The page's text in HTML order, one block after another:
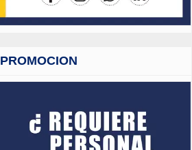
PROMOCION